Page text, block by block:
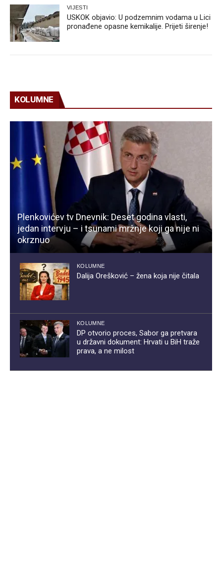
VIJESTI
USKOK objavio: U podzemnim vodama u Lici
pronađene opasne kemikalije. Prijeti širenje!
KOLUMNE
Plenkovićev tv Dnevnik: Deset godina vlasti,
jedan intervju – i tsunami mržnje koji ga nije ni
okrznuo
KOLUMNE
Dalija Orešković – žena koja nije čitala
KOLUMNE
DP otvorio proces, Sabor ga pretvara
u državni dokument: Hrvati u BiH traže
prava, a ne milost